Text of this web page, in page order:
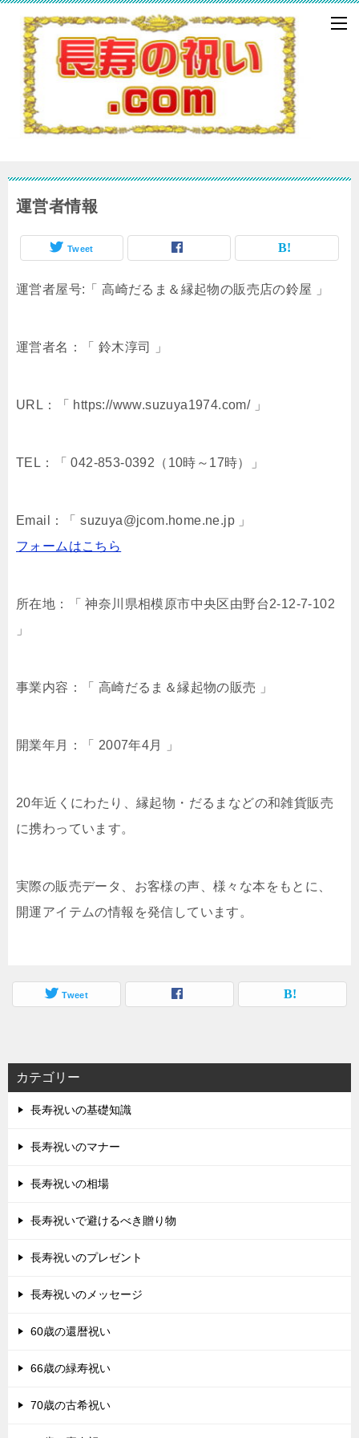
運営者情報
Tweet
運営者屋号:「 高崎だるま＆縁起物の販売店の鈴屋 」
運営者名：「 鈴木淳司 」
URL：「 https://www.suzuya1974.com/ 」
TEL：「 042-853-0392（10時～17時）」
Email：「 suzuya@jcom.home.ne.jp 」
フォームはこちら
所在地：「 神奈川県相模原市中央区由野台2-12-7-102
」
事業内容：「 高崎だるま＆縁起物の販売 」
開業年月：「 2007年4月 」
20年近くにわたり、縁起物・だるまなどの和雑貨販売
に携わっています。
実際の販売データ、お客様の声、様々な本をもとに、
開運アイテムの情報を発信しています。
Tweet
カテゴリー
長寿祝いの基礎知識
長寿祝いのマナー
長寿祝いの相場
長寿祝いで避けるべき贈り物
長寿祝いのプレゼント
長寿祝いのメッセージ
60歳の還暦祝い
66歳の緑寿祝い
70歳の古希祝い